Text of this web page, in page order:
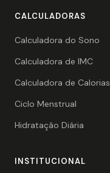
CALCULADORAS
Calculadora do Sono
Calculadora de IMC
Calculadora de Calorias
Ciclo Menstrual
Hidratação Diária
INSTITUCIONAL